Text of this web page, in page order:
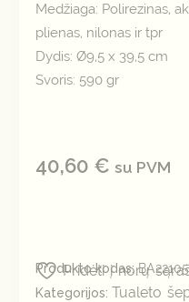
Medžiaga: Polirezinas,
plienas, nilonas ir tpr
Dydis: Ø9,5 x 39,5 cm
Svoris: 590 gr
40,60 € su PVM
Produkto kodas:BA22105
Kategorijos: Tualeto
Pridėti į norų